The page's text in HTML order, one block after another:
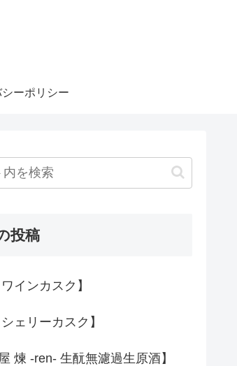
ーポリシー
投稿
ワインカスク】
シェリーカスク】
煉 -ren- 生酛無濾過生原酒】